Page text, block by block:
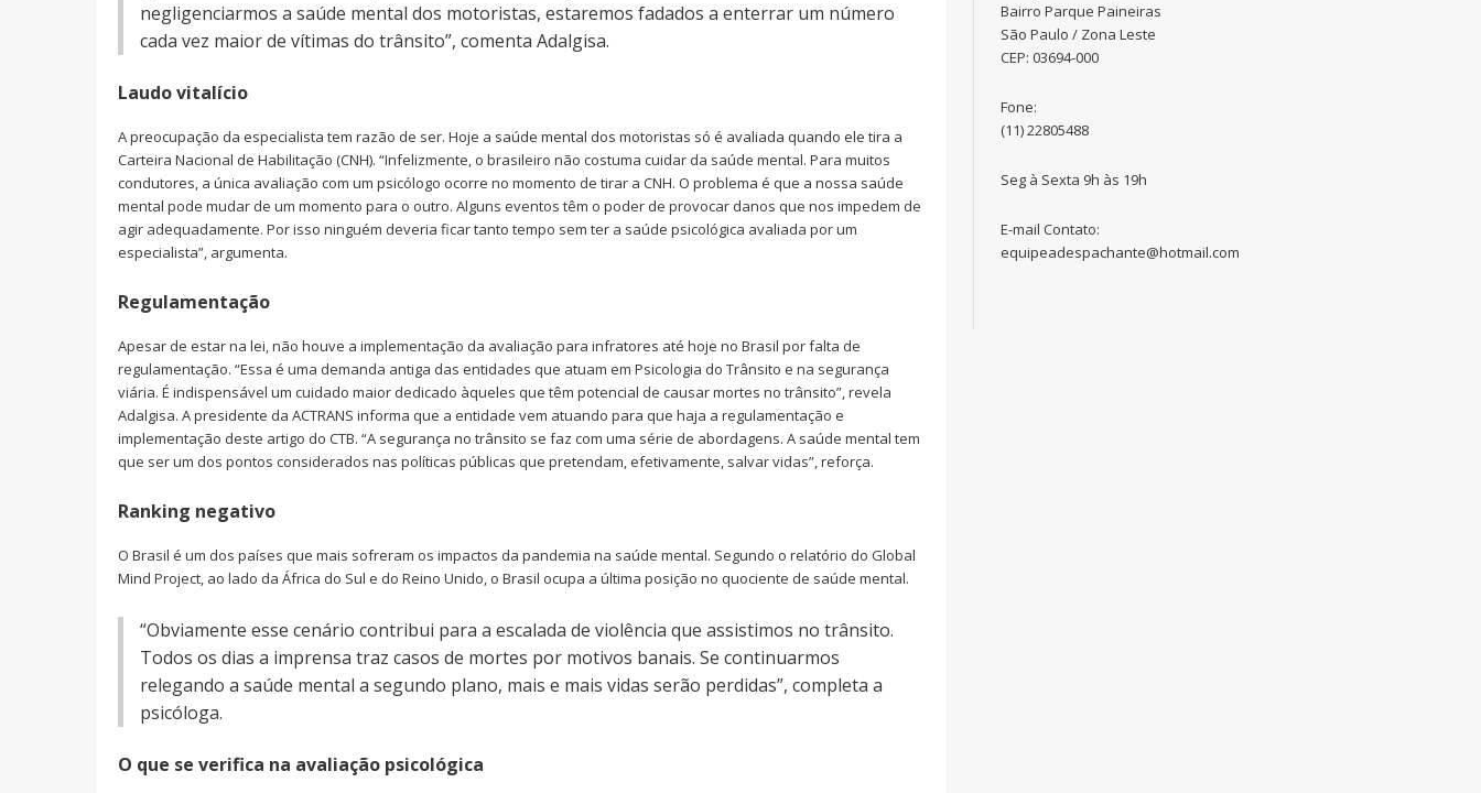
negligenciarmos a saúde mental dos motoristas, estaremos fadados a enterrar um número
cada vez maior de vítimas do trânsito”, comenta Adalgisa.
Laudo vitalício
A preocupação da especialista tem razão de ser. Hoje a saúde mental dos motoristas só é avaliada quando ele tira a
Carteira Nacional de Habilitação (CNH). “Infelizmente, o brasileiro não costuma cuidar da saúde mental. Para muitos
condutores, a única avaliação com um psicólogo ocorre no momento de tirar a CNH. O problema é que a nossa saúde
mental pode mudar de um momento para o outro. Alguns eventos têm o poder de provocar danos que nos impedem de
agir adequadamente. Por isso ninguém deveria ficar tanto tempo sem ter a saúde psicológica avaliada por um
especialista”, argumenta.
Regulamentação
Apesar de estar na lei, não houve a implementação da avaliação para infratores até hoje no Brasil por falta de
regulamentação. “Essa é uma demanda antiga das entidades que atuam em Psicologia do Trânsito e na segurança
viária. É indispensável um cuidado maior dedicado àqueles que têm potencial de causar mortes no trânsito”, revela
Adalgisa. A presidente da ACTRANS informa que a entidade vem atuando para que haja a regulamentação e
implementação deste artigo do CTB. “A segurança no trânsito se faz com uma série de abordagens. A saúde mental tem
que ser um dos pontos considerados nas políticas públicas que pretendam, efetivamente, salvar vidas”, reforça.
Ranking negativo
O Brasil é um dos países que mais sofreram os impactos da pandemia na saúde mental. Segundo o relatório do Global
Mind Project, ao lado da África do Sul e do Reino Unido, o Brasil ocupa a última posição no quociente de saúde mental.
“Obviamente esse cenário contribui para a escalada de violência que assistimos no trânsito.
Todos os dias a imprensa traz casos de mortes por motivos banais. Se continuarmos
relegando a saúde mental a segundo plano, mais e mais vidas serão perdidas”, completa a
psicóloga.
O que se verifica na avaliação psicológica
Bairro Parque Paineiras
São Paulo / Zona Leste
CEP: 03694-000
Fone:
(11) 22805488
Seg à Sexta 9h às 19h
E-mail Contato:
equipeadespachante@hotmail.com